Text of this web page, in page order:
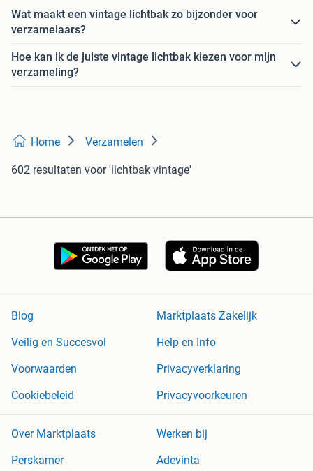
Wat maakt een vintage lichtbak zo bijzonder voor
verzamelaars?
Hoe kan ik de juiste vintage lichtbak kiezen voor mijn
verzameling?
Home Verzamelen
602 resultaten voor 'lichtbak vintage'
Blog
Marktplaats Zakelijk
Veilig en Succesvol
Help en Info
Voorwaarden
Privacyverklaring
Cookiebeleid
Privacyvoorkeuren
Over Marktplaats
Werken bij
Perskamer
Adevinta